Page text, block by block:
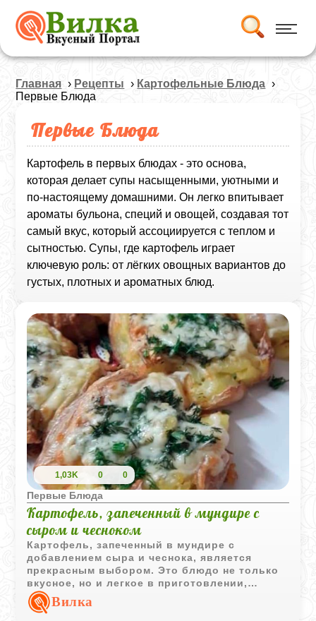
Главная › Рецепты › Картофельные Блюда ›
Первые Блюда
Первые Блюда
Картофель в первых блюдах - это основа,
которая делает супы насыщенными, уютными и
по‑настоящему домашними. Он легко впитывает
ароматы бульона, специй и овощей, создавая тот
самый вкус, который ассоциируется с теплом и
сытностью.Супы, где картофель играет
ключевую роль: от лёгких овощных вариантов до
густых, плотных и ароматных блюд.
1,03K 0 0
Первые Блюда
Картофель, запеченный в мундире с
сыром и чесноком
Картофель, запеченный в мундире с
добавлением сыра и чеснока, является
прекрасным выбором. Это блюдо не только
вкусное, но и легкое в приготовлении,
идеально подходит для тех, кто ценит
простоту и вкус. Золотистая корочка сыра в
Вилка